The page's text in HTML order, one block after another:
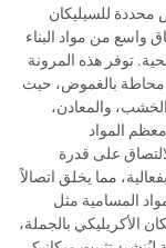
محددة للسيليكان
واسع من مواد البناء
توفر هذه المرونة
محاطة بالغموض، حيث
والمعادن،
المواد
على قدرة
مما يخلق اتصالاً
المسامية مثل
الأكريليكي بالجملة،